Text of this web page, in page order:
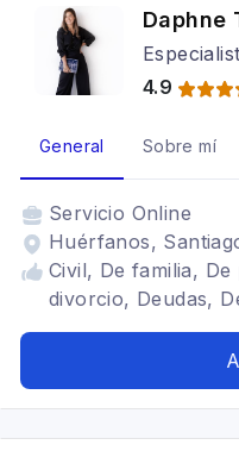
Daphne
4.9
General Sobre mí
Servicio Online
Huérfanos,
Civil, De familia,
divorcio, Deudas,